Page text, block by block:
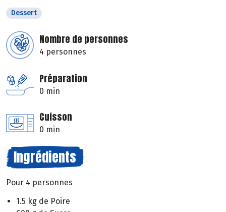
Dessert
Nombre de personnes
4 personnes
Préparation
0 min
Cuisson
0 min
Ingrédients
Pour 4 personnes
1.5 kg de Poire